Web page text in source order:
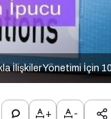
İlişkiler Yönetimi İçin
+ -